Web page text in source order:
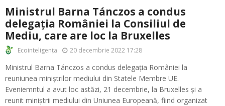
Ministrul Barna Tánczos a condus
delegația României la Consiliul de
Mediu, care are loc la Bruxelles
Ecointeligența 20 decembrie 2022 17:28
Ministrul Barna Tánczos a condus delegația României la
reuniunea miniștrilor mediului din Statele Membre UE.
Eveniemntul a avut loc astăzi, 21 decembrie, la Bruxelles și a
reunit miniștrii mediului din Uniunea Europeană, fiind organizat